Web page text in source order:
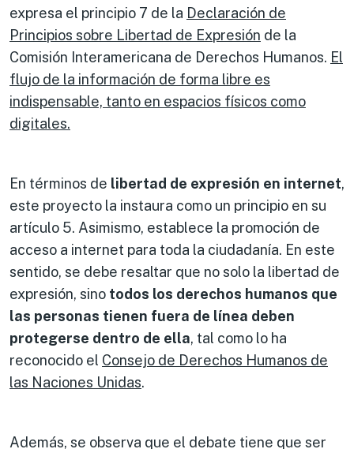
expresa el principio 7 de la Declaración de
Principios sobre Libertad de Expresión de la
Comisión Interamericana de Derechos Humanos. El
flujo de la información de forma libre es
indispensable, tanto en espacios físicos como
digitales.
En términos de libertad de expresión en internet,
este proyecto la instaura como un principio en su
artículo 5. Asimismo, establece la promoción de
acceso a internet para toda la ciudadanía. En este
sentido, se debe resaltar que no solo la libertad de
expresión, sino todos los derechos humanos que
las personas tienen fuera de línea deben
protegerse dentro de ella, tal como lo ha
reconocido el Consejo de Derechos Humanos de
las Naciones Unidas.
Además, se observa que el debate tiene que ser